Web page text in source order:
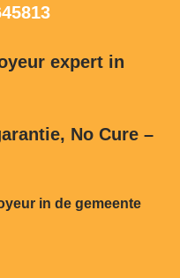
expert in
No Cure –
in de gemeente